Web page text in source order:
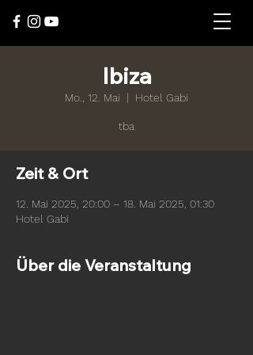
Ibiza
Mo., 12. Mai
  |
Hotel Gabi
tba
Zeit & Ort
12. Mai 2025, 20:00 – 18. Mai 2025, 01:30
Hotel Gabi
Über die Veranstaltung